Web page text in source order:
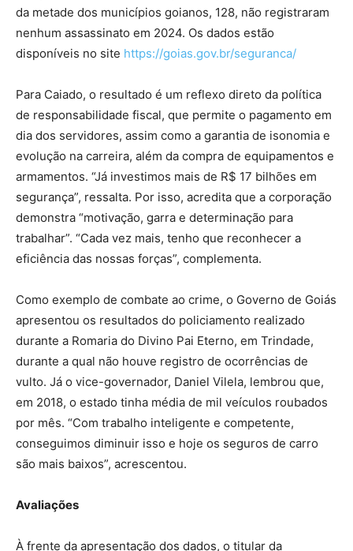
da metade dos municípios goianos, 128, não registraram
nenhum assassinato em 2024. Os dados estão
disponíveis no site https://goias.gov.br/seguranca/
Para Caiado, o resultado é um reflexo direto da política
de responsabilidade fiscal, que permite o pagamento em
dia dos servidores, assim como a garantia de isonomia e
evolução na carreira, além da compra de equipamentos e
armamentos. “Já investimos mais de R$ 17 bilhões em
segurança”, ressalta. Por isso, acredita que a corporação
demonstra “motivação, garra e determinação para
trabalhar”. “Cada vez mais, tenho que reconhecer a
eficiência das nossas forças”, complementa.
Como exemplo de combate ao crime, o Governo de Goiás
apresentou os resultados do policiamento realizado
durante a Romaria do Divino Pai Eterno, em Trindade,
durante a qual não houve registro de ocorrências de
vulto. Já o vice-governador, Daniel Vilela, lembrou que,
em 2018, o estado tinha média de mil veículos roubados
por mês. “Com trabalho inteligente e competente,
conseguimos diminuir isso e hoje os seguros de carro
são mais baixos”, acrescentou.
Avaliações
À frente da apresentação dos dados, o titular da